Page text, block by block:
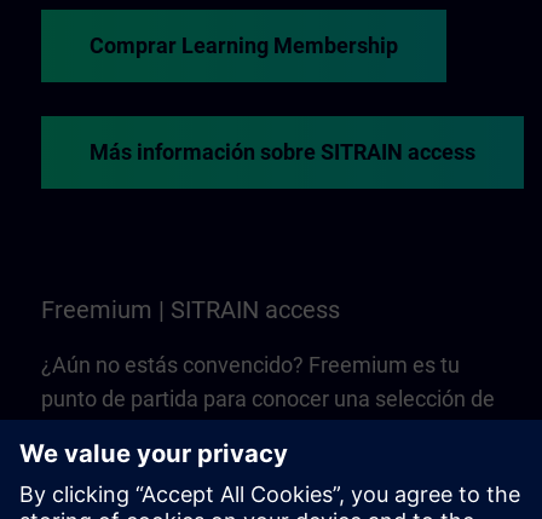
Comprar Learning Membership
Más información sobre SITRAIN access
Freemium | SITRAIN access
¿Aún no estás convencido? Freemium es tu
punto de partida para conocer una selección de
¡Es gratuito, no se necesita Learning
Membership!